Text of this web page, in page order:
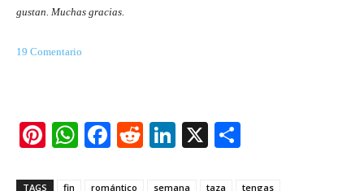
gustan. Muchas gracias.
19 Comentario
Pi W F
R
Li
X
TAGS fin romántico semana taza tengas